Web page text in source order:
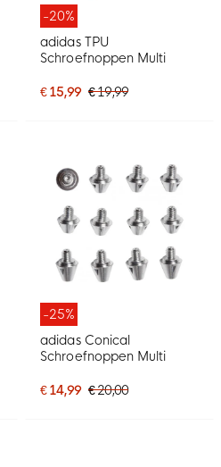
-20%
adidas TPU
Schroefnoppen Multi
€ 15,99 € 19,99
-25%
adidas Conical
Schroefnoppen Multi
€ 14,99 € 20,00